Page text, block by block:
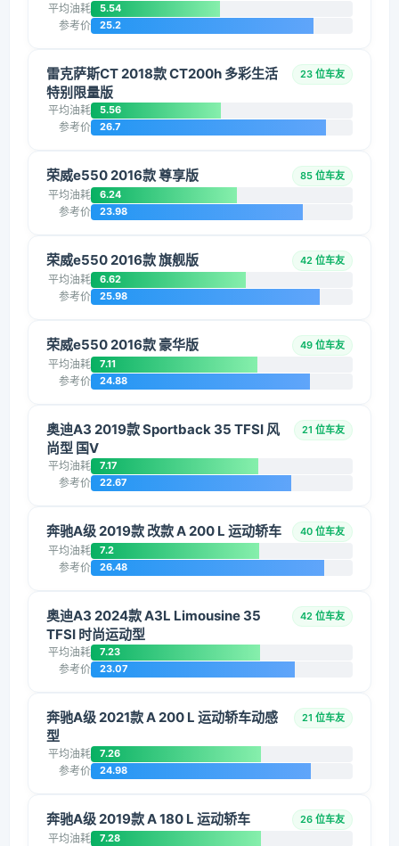
平均油耗 5.54
参考价 25.2
雷克萨斯CT 2018款 CT200h 多彩生活
特别限量版
23 位车友
平均油耗 5.56
参考价 26.7
荣威e550 2016款 尊享版 85 位车友
平均油耗 6.24
参考价 23.98
荣威e550 2016款 旗舰版 42 位车友
平均油耗 6.62
参考价 25.98
荣威e550 2016款 豪华版 49 位车友
平均油耗 7.11
参考价 24.88
奥迪A3 2019款 Sportback 35 TFSI 风
尚型 国V
21 位车友
平均油耗 7.17
参考价 22.67
奔驰A级 2019款 改款 A 200 L 运动轿车 40 位车友
平均油耗 7.2
参考价 26.48
奥迪A3 2024款 A3L Limousine 35
TFSI 时尚运动型
42 位车友
平均油耗 7.23
参考价 23.07
奔驰A级 2021款 A 200 L 运动轿车动感
型
21 位车友
平均油耗 7.26
参考价 24.98
奔驰A级 2019款 A 180 L 运动轿车 26 位车友
平均油耗 7.28